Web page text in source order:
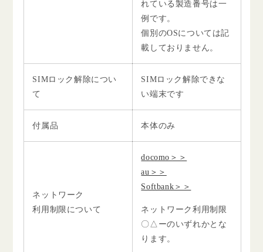
れている製造番号は一
例です。
個別のOSについては記
載しておりません。
SIMロック解除につい
て
SIMロック解除できな
い端末です
付属品 本体のみ
ネットワーク
利用制限について
docomo＞＞
au＞＞
Softbank＞＞
ネットワーク利用制限
〇△ーのいずれかとな
ります。